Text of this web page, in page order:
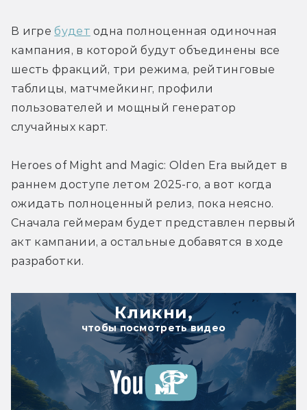
В игре будет одна полноценная одиночная
кампания, в которой будут объединены все
шесть фракций, три режима, рейтинговые
таблицы, матчмейкинг, профили
пользователей и мощный генератор
случайных карт.
Heroes of Might and Magic: Olden Era выйдет в
раннем доступе летом 2025-го, а вот когда
Сначала геймерам будет представлен первый
акт кампании, а остальные добавятся в ходе
разработки.
Кликни,
чтобы посмотреть видео